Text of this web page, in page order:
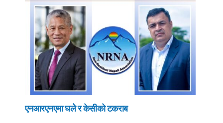
एनआरएनएमा घले र केसीको टकराब